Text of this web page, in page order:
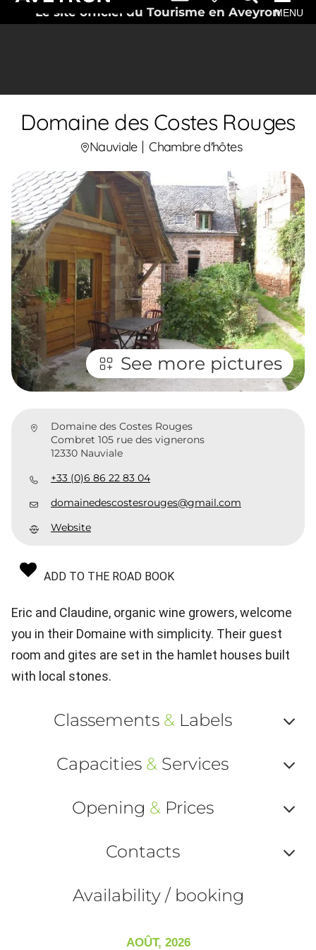
Le site officiel du Tourisme en AveyronMENU
Domaine des Costes Rouges
Nauviale Chambre d'hôtes
See more pictures
Domaine des Costes Rouges
Combret 105 rue des vignerons
12330 Nauviale
+33 (0)6 86 22 83 04
domainedescostesrouges@gmail.com
Website
ADD TO THE ROAD BOOK
Eric and Claudine, organic wine growers, welcome
you in their Domaine with simplicity. Their guest
room and gites are set in the hamlet houses built
with local stones.
Classements &Labels
ou
Capacities & Services
ou
Opening &Prices
ou
Contacts
Availability / booking
AOÛT, 2026